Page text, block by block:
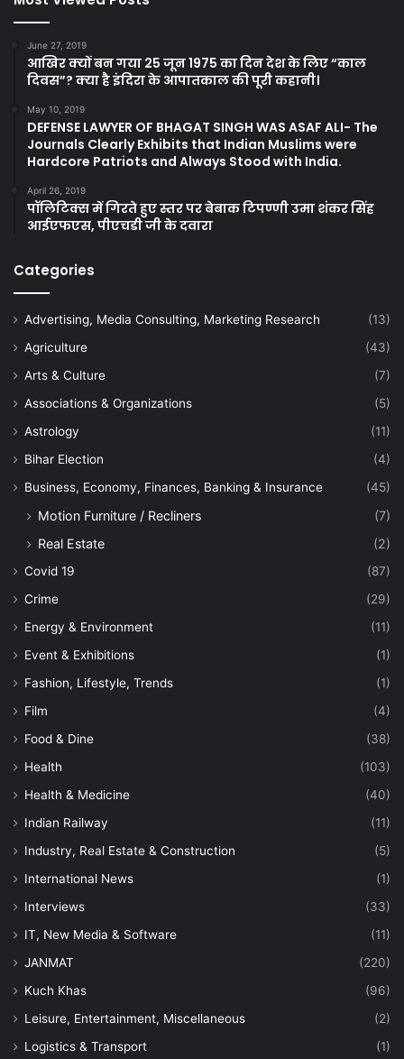
June 27, 2019
आखिर क्यों बन गया 25 जून 1975 का दिन देश के लिए “काल
दिवस”? क्या है इंदिरा के आपातकाल की पूरी कहानी।
May 10, 2019
DEFENSE LAWYER OF BHAGAT SINGH WAS ASAF ALI- The
Journals Clearly Exhibits that Indian Muslims were
Hardcore Patriots and Always Stood with India.
April 26, 2019
पॉलिटिक्स में गिरते हुए स्तर पर बेबाक टिपण्णी उमा शंकर सिंह
आईएफएस, पीएचडी जी के दवारा
Categories
Advertising, Media Consulting, Marketing Research
(13)
Agriculture
(43)
Arts & Culture
(7)
Associations & Organizations
(5)
Astrology
(11)
Bihar Election
(4)
Business, Economy, Finances, Banking & Insurance
(45)
Motion Furniture / Recliners
(7)
Real Estate
(2)
Covid 19
(87)
Crime
(29)
Energy & Environment
(11)
Event & Exhibitions
(1)
Fashion, Lifestyle, Trends
(1)
Film
(4)
Food & Dine
(38)
Health
(103)
Health & Medicine
(40)
Indian Railway
(11)
Industry, Real Estate & Construction
(5)
International News
(1)
Interviews
(33)
IT, New Media & Software
(11)
JANMAT
(220)
Kuch Khas
(96)
Leisure, Entertainment, Miscellaneous
(2)
Logistics & Transport
(1)